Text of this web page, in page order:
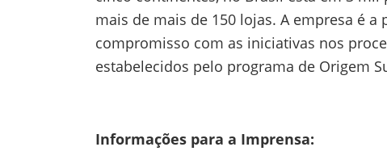
mais de mais de 150 lojas. A empresa é
compromisso com as iniciativas nos
estabelecidos pelo programa de Origem
Informações para a Imprensa: